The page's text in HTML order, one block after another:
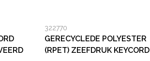
322770
GERECYCLEDE POLYESTER
(RPET) ZEEFDRUK KEYCORD